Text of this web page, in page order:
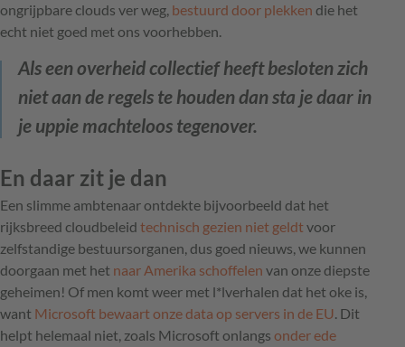
ongrijpbare clouds ver weg, bestuurd door plekken die het
echt niet goed met ons voorhebben.
Als een overheid collectief heeft besloten zich
niet aan de regels te houden dan sta je daar in
je uppie machteloos tegenover.
En daar zit je dan
Een slimme ambtenaar ontdekte bijvoorbeeld dat het
rijksbreed cloudbeleid technisch gezien niet geldtvoor
zelfstandige bestuursorganen, dus goed nieuws, we kunnen
doorgaan met het naar Amerika schoffelen van onze diepste
geheimen! Of men komt weer met l*lverhalen dat het oke is,
want Microsoft bewaart onze data op servers in de EU. Dit
helpt helemaal niet, zoals Microsoft onlangs onder ede